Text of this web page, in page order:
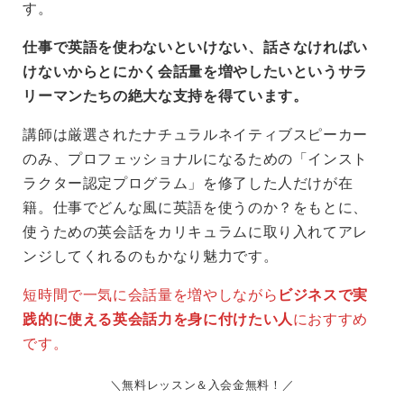
す。
仕事で英語を使わないといけない、話さなければい
けないからとにかく会話量を増やしたいというサラ
リーマンたちの絶大な支持を得ています。
講師は厳選されたナチュラルネイティブスピーカー
のみ、プロフェッショナルになるための「インスト
ラクター認定プログラム」を修了した人だけが在
籍。仕事でどんな風に英語を使うのか？をもとに、
使うための英会話をカリキュラムに取り入れてアレ
ンジしてくれるのもかなり魅力です。
短時間で一気に会話量を増やしながら ビジネスで実
践的に使える英会話力を身に付けたい人 におすすめ
です。
無料レッスン＆入会金無料！